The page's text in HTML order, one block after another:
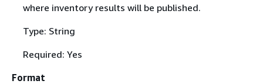
where inventory results will be published.
Type: String
Required: Yes
Format